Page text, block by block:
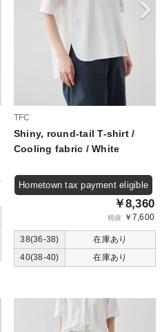
TFC
Shiny, round-tail T-shirt /
Cooling fabric / White
Hometown tax payment eligible
￥8,360
税抜 ￥7,600
38(36-38)
在庫あり
40(38-40)
在庫あり